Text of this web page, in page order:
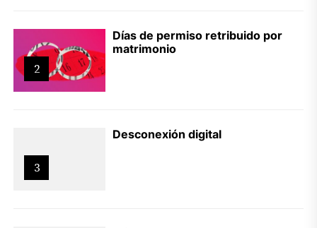
2
Días de permiso retribuido por
matrimonio
3
Desconexión digital